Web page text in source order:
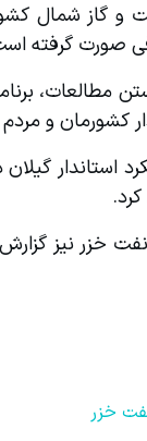
صورت گرفته
و مردم
خزر